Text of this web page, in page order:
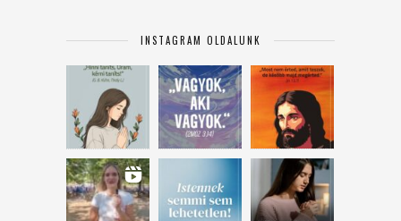
INSTAGRAM OLDALUNK